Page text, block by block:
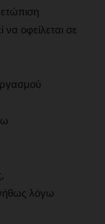
να οφείλεται σε
λόγω